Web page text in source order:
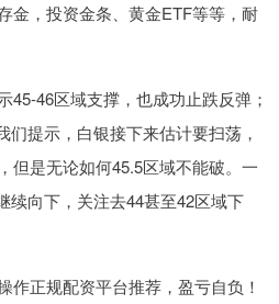
金，投资金条、黄金ETF等等，耐
45-46区域支撑，也成功止跌反弹；
提示，白银接下来估计要扫荡，
但是无论如何45.5区域不能破。一
续向下，关注去44甚至42区域下
作正规配资平台推荐，盈亏自负！